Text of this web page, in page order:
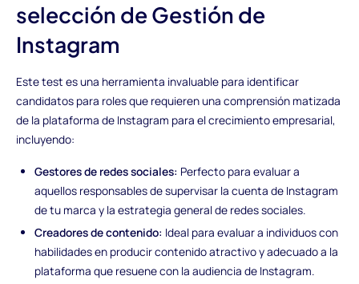
selección de Gestión de
Instagram
Este test es una herramienta invaluable para identificar
candidatos para roles que requieren una comprensión matizada
de la plataforma de Instagram para el crecimiento empresarial,
incluyendo:
Gestores de redes sociales: Perfecto para evaluar a
aquellos responsables de supervisar la cuenta de Instagram
de tu marca y la estrategia general de redes sociales.
Creadores de contenido: Ideal para evaluar a individuos con
habilidades en producir contenido atractivo y adecuado a la
plataforma que resuene con la audiencia de Instagram.